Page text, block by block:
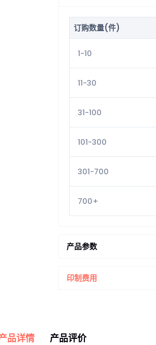
订购数量(件)
1-10
11-30
31-100
101-300
301-700
700+
产品参数
印制费用
品详情 产品评价